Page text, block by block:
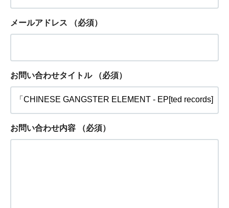
メールアドレス （必須）
お問い合わせタイトル （必須）
お問い合わせ内容 （必須）